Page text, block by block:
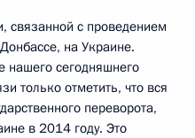
связанной с проведением
на Украине.
нашего сегодняшнего
только отметить, что вся
переворота,
в 2014 году. Это